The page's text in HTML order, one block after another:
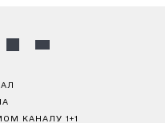
КАНАЛУ 1+1